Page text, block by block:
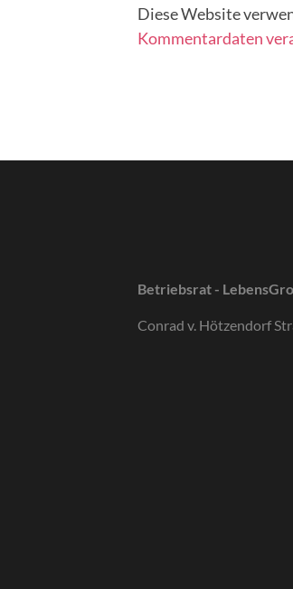
Diese Website
Kommentardaten
Betriebsrat -
Conrad v. Hötzendorf